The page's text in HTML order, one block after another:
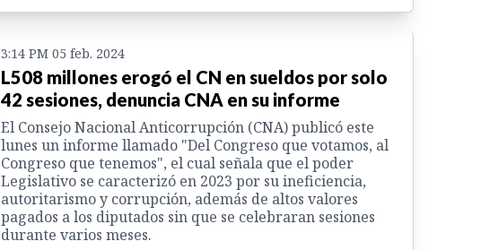
3:14 PM 05 feb. 2024
L508 millones erogó el CN en sueldos por solo
42 sesiones, denuncia CNA en su informe
El Consejo Nacional Anticorrupción (CNA) publicó este
lunes un informe llamado "Del Congreso que votamos, al
Congreso que tenemos", el cual señala que el poder
Legislativo se caracterizó en 2023 por su ineficiencia,
autoritarismo y corrupción, además de altos valores
pagados a los diputados sin que se celebraran sesiones
durante varios meses.